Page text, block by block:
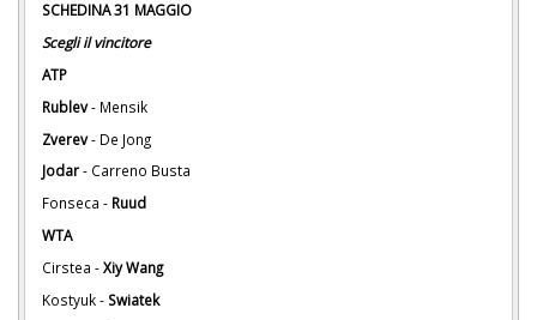
SCHEDINA 31 MAGGIO
Scegli il vincitore
ATP
Rublev- Mensik
Zverev- De Jong
Jodar- Carreno Busta
Fonseca - Ruud
WTA
Cirstea -Xiy Wang
Kostyuk - Swiatek